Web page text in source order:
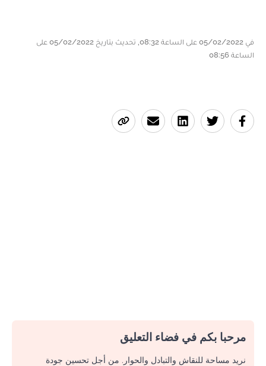
في 05/02/2022 على الساعة 08:32, تحديث بتاريخ 05/02/2022 على
الساعة 08:56
مرحبا بكم في فضاء التعليق
نريد مساحة للنقاش والتبادل والحوار. من أجل تحسين جودة